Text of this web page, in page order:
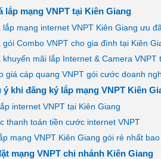
lắp mạng VNPT tại Kiên Giang
lắp mạng internet VNPT Kiên Giang ưu
gói Combo VNPT cho gia đình tại Kiên
khuyến mãi lắp Internet & Camera VNPT
giá cáp quang VNPT gói cước doanh
khi đăng ký lắp mạng VNPT Kiên
internet VNPT tại Kiên Giang
thanh toán tiền cước internet VNPT
mạng VNPT Kiên Giang gói rẻ nhất
mạng VNPT chi nhánh Kiên Giang